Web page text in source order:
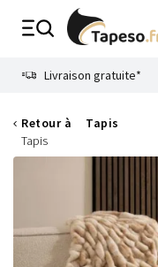
Livraison gratuite*
Retour à
Tapis
Tapis